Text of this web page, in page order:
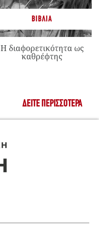
ΒΙΒΛΊΑ
Η διαφορετικότητα ως
καθρέφτης
ΔΕΊΤΕ ΠΕΡΙΣΣΌΤΕΡΑ